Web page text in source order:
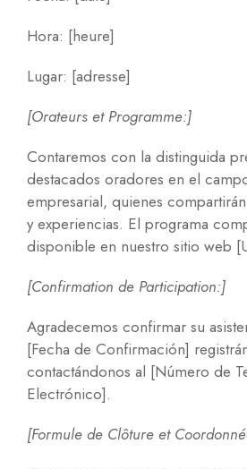
Hora: [heure]
Lugar: [adresse]
[Orateurs et Programme:]
Contaremos con la distinguida
destacados oradores en el
empresarial, quienes
y experiencias. El programa
disponible en nuestro sitio web
[Confirmation de Participation:]
Agradecemos confirmar su
[Fecha de Confirmación]
contactándonos al [Número de
Electrónico].
[Formule de Clôture et